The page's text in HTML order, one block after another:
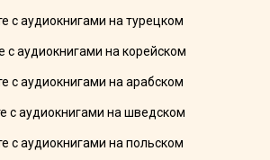
с аудиокнигами на турецком
с аудиокнигами на корейском
с аудиокнигами на арабском
с аудиокнигами на шведском
с аудиокнигами на польском